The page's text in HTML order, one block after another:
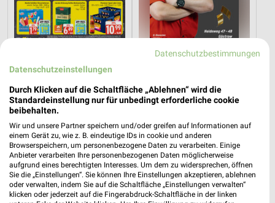
Angebote ab 03.08.
1,4 km
XXXLutz XXXLutz
Datenschutzbestimmungen
Datenschutzeinstellungen
Durch Klicken auf die Schaltfläche „Ablehnen“ wird die
Standardeinstellung nur für unbedingt erforderliche cookie
beibehalten.
Wir und unsere Partner speichern und/oder greifen auf Informationen auf
einem Gerät zu, wie z. B. eindeutige IDs in cookie und anderen
Browserspeichern, um personenbezogene Daten zu verarbeiten. Einige
Anbieter verarbeiten Ihre personenbezogenen Daten möglicherweise
aufgrund eines berechtigten Interesses. Um dem zu widersprechen, öffnen
Sie die „Einstellungen“. Sie können Ihre Einstellungen akzeptieren, ablehnen
oder verwalten, indem Sie auf die Schaltfläche „Einstellungen verwalten“
klicken oder jederzeit auf die Fingerabdruck-Schaltfläche in der linken